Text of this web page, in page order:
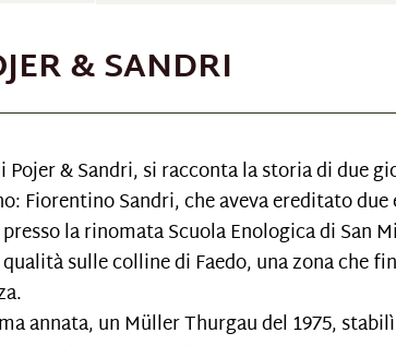
& SANDRI
Pojer & Sandri, si racconta la storia di due
Fiorentino Sandri, che aveva ereditato
la rinomata Scuola Enologica di San
sulle colline di Faedo, una zona che
annata, un Müller Thurgau del 1975,